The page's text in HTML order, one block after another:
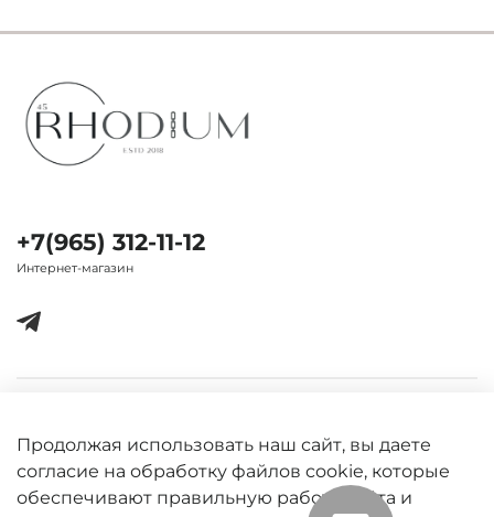
+7(965) 312-11-12
Интернет-магазин
Продолжая использовать наш сайт, вы даете
согласие на обработку файлов cookie, которые
обеспечивают правильную работу сайта и